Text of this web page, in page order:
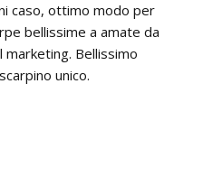
caso, ottimo modo per
bellissime a amate da
Bellissimo
unico.